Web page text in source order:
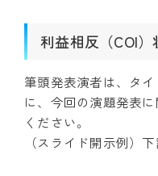
利益相反（COI
筆頭発表演者は、タイ
に、今回の演題発表
ください。
（スライド開示例）